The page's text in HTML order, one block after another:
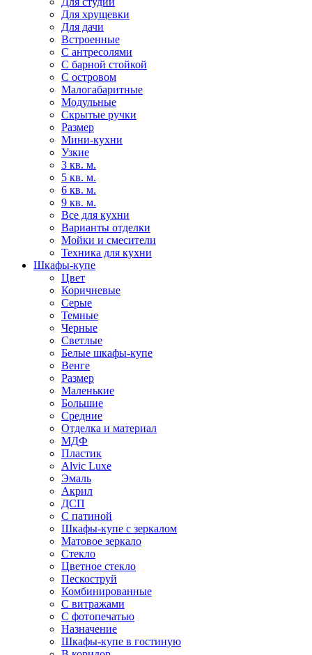
Для хрущевки
Для дачи
Встроенные
С антресолями
С барной стойкой
С островом
Малогабаритные
Модульные
Скрытые ручки
Размер
Мини-кухни
Узкие
3 кв. м.
5 кв. м.
6 кв. м.
9 кв. м.
Все для кухни
Варианты отделки
Мойки и смесители
Техника для кухни
Шкафы-купе
Цвет
Коричневые
Серые
Темные
Черные
Светлые
Белые шкафы-купе
Венге
Размер
Маленькие
Большие
Средние
Отделка и материал
МДФ
Пластик
Alvic Luxe
Эмаль
Акрил
ДСП
С патиной
Шкафы-купе с зеркалом
Матовое зеркало
Стекло
Цветное стекло
Пескоструй
Комбинированные
С витражами
С фотопечатью
Назначение
Шкафы-купе в гостиную